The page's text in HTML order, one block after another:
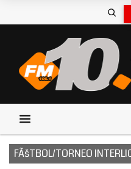
FÃšTBOL/TORNEO